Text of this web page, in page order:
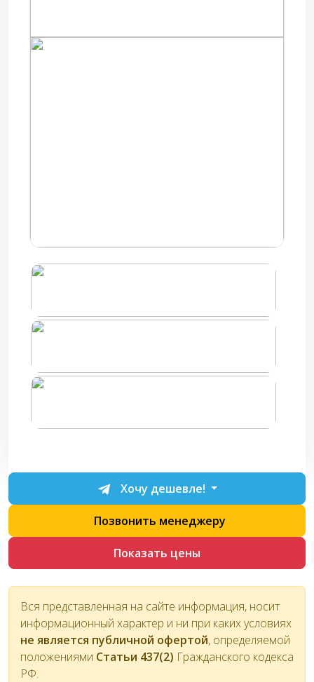
Хочу дешевле!
Позвонить менеджеру
Показать цены
Вся представленная на сайте информация, носит
информационный характер и ни при каких условиях
не является публичной офертой, определяемой
положениями Статьи 437(2) Гражданского кодекса
РФ.